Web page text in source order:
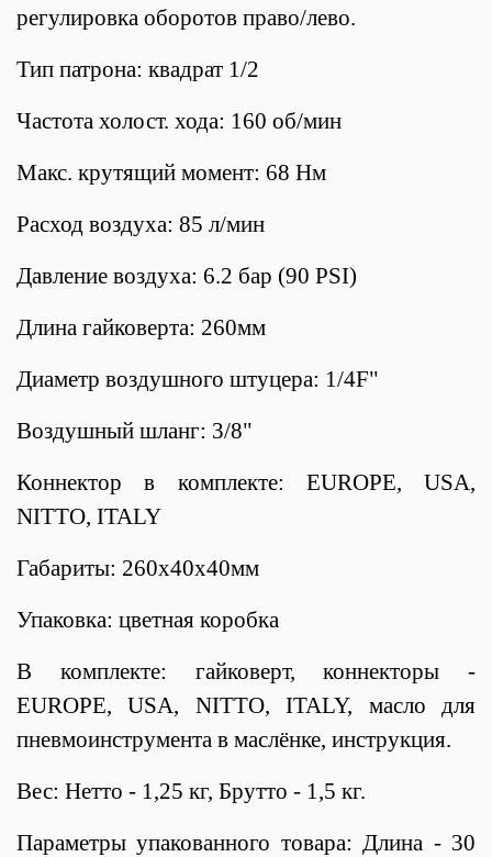
регулировка оборотов право/лево.
Тип патрона: квадрат 1/2
Частота холост. хода: 160 об/мин
Макс. крутящий момент: 68 Нм
Расход воздуха: 85 л/мин
Давление воздуха: 6.2 бар (90 PSI)
Длина гайковерта: 260мм
Диаметр воздушного штуцера: 1/4F"
Воздушный шланг: 3/8"
Коннектор в комплекте: EUROPE, USA,
NITTO, ITALY
Габариты: 260х40х40мм
Упаковка: цветная коробка
В комплекте: гайковерт, коннекторы -
EUROPE, USA, NITTO, ITALY, масло для
пневмоинструмента в маслёнке, инструкция.
Вес: Нетто - 1,25 кг, Брутто - 1,5 кг.
Параметры упакованного товара: Длина - 30